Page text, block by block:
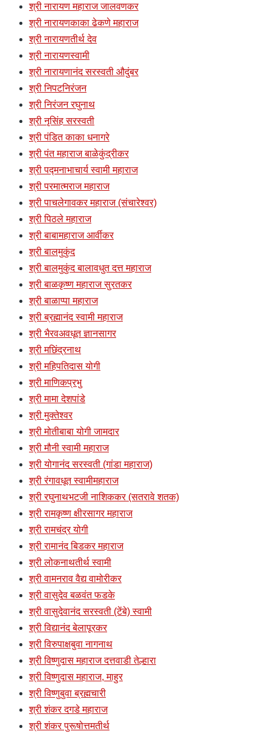
श्री नारायण महाराज जालवणकर
श्री नारायणकाका ढेकणे महाराज
श्री नारायणतीर्थ देव
श्री नारायणस्वामी
श्री नारायणानंद सरस्वती औदुंबर
श्री निपटनिरंजन
श्री निरंजन रघुनाथ
श्री नृसिंह सरस्वती
श्री पंडित काका धनागरे
श्री पंत महाराज बाळेकुंद्रीकर
श्री पद्मनाभाचार्य स्वामी महाराज
श्री परमात्मराज महाराज
श्री पाचलेगावकर महाराज (संचारेश्वर)
श्री पिठले महाराज
श्री बाबामहाराज आर्वीकर
श्री बालमुकुंद
श्री बालमुकुंद बालावधुत दत्त महाराज
श्री बाळकृष्ण महाराज सुरतकर
श्री बाळाप्पा महाराज
श्री ब्रह्मानंद स्वामी महाराज
श्री भैरवअवधूत ज्ञानसागर
श्री मछिंद्रनाथ
श्री महिपतिदास योगी
श्री माणिकप्रभु
श्री मामा देशपांडे
श्री मुक्तेश्वर
श्री मोतीबाबा योगी जामदार
श्री मौनी स्वामी महाराज
श्री योगानंद सरस्वती (गांडा महाराज)
श्री रंगावधूत स्वामीमहाराज
श्री रघुनाथभटजी नाशिककर (सतरावे शतक)
श्री रामकृष्ण क्षीरसागर महाराज
श्री रामचंद्र योगी
श्री रामानंद बिडकर महाराज
श्री लोकनाथतीर्थ स्वामी
श्री वामनराव वैद्य वामोरीकर
श्री वासुदेव बळवंत फडके
श्री वासुदेवानंद सरस्वती (टेंबे) स्वामी
श्री विद्यानंद बेलापूरकर
श्री विरुपाक्षबुवा नागनाथ
श्री विष्णुदास महाराज दत्तवाडी तेल्हारा
श्री विष्णुदास महाराज, माहुर
श्री विष्णुबुवा ब्रह्मचारी
श्री शंकर दगडे महाराज
श्री शंकर पुरूषोत्तमतीर्थ